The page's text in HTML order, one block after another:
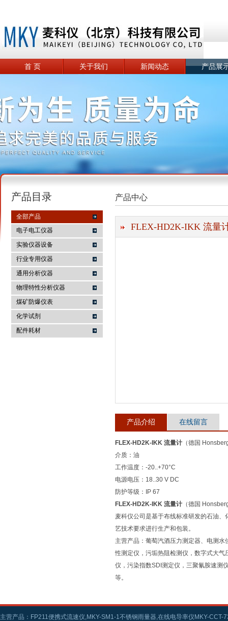
麦科仪（北京）科技有限公司
首 页 关于我们 新闻动态 产品展
产品目录
全部产品
电子电工仪器
实验仪器设备
行业专用仪器
通用分析仪器
物理特性分析仪器
煤矿防爆仪表
化学试剂
配件耗材
产品中心
FLEX-HD2K-IKK 流量
产品介绍 在线留言
FLEX-HD2K-IKK 流量计 （德国
介质：油
工作温度：-20..+70°C
电源电压：18..30 V DC
防护等级：IP 67
FLEX-HD2K-IKK 流量计 （德国
麦科仪公司是基于布线标准研发的石油
艺技术要求进行生产和包装。
主营产品：葡萄汽酒压力测定器、电测
性测定仪，污垢热阻检测仪，数字式大
仪，污染指数SDI测定仪，三聚氰胺速测
等。
主营产品：FP211便携式流速仪,MKY-SM1-1不锈钢雨量器,在线电导率仪MKY-CCT-